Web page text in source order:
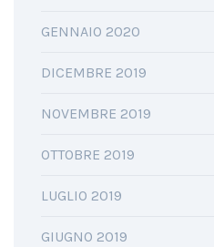
GENNAIO 2020
DICEMBRE 2019
NOVEMBRE 2019
OTTOBRE 2019
LUGLIO 2019
GIUGNO 2019